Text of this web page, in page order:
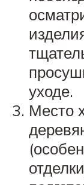
уходе.
Место